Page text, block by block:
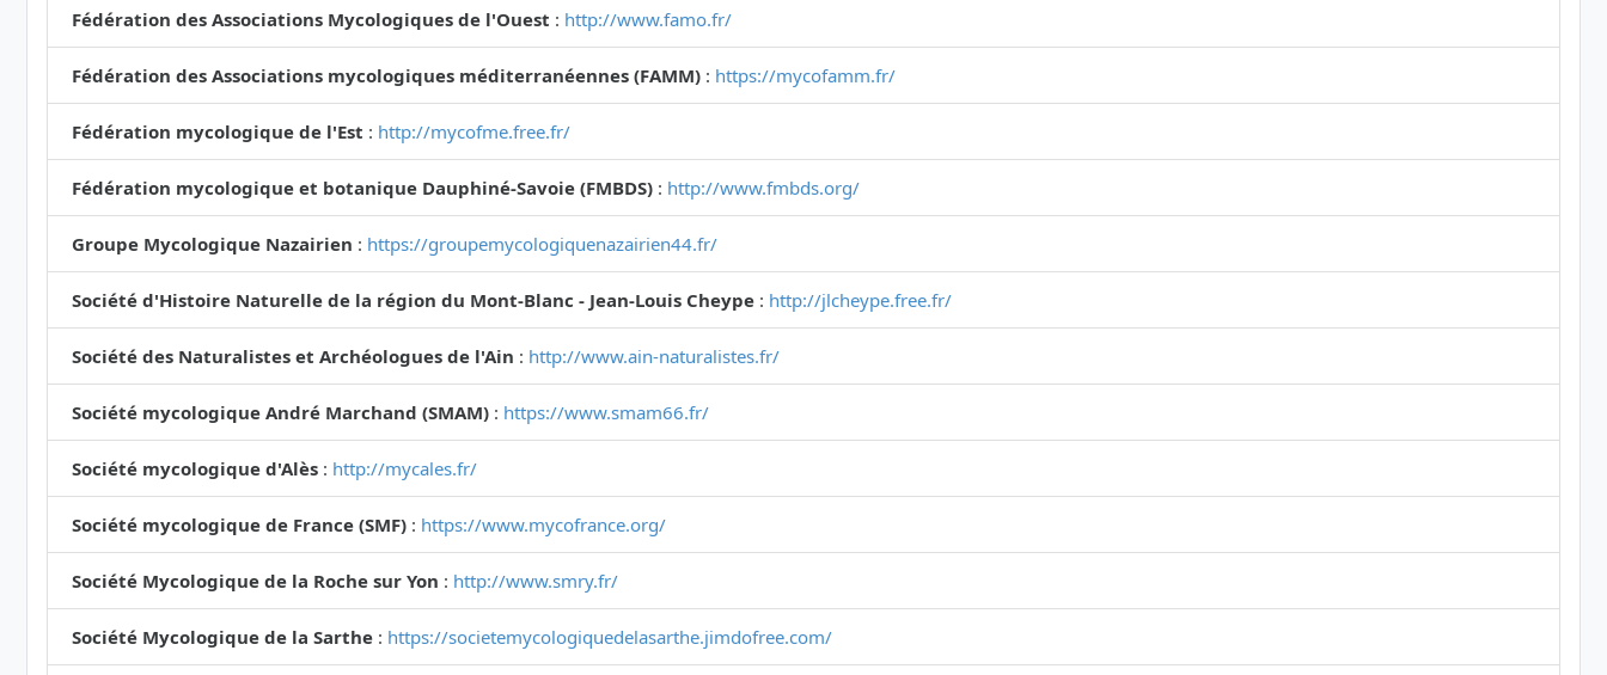
Fédération des Associations Mycologiques de l'Ouest : http://www.famo.fr/
Fédération des Associations mycologiques méditerranéennes (FAMM) : https://mycofamm.fr/
Fédération mycologique de l'Est : http://mycofme.free.fr/
Fédération mycologique et botanique Dauphiné-Savoie (FMBDS) : http://www.fmbds.org/
Groupe Mycologique Nazairien : https://groupemycologiquenazairien44.fr/
Société d'Histoire Naturelle de la région du Mont-Blanc - Jean-Louis Cheype : http://jlcheype.free.fr/
Société des Naturalistes et Archéologues de l'Ain : http://www.ain-naturalistes.fr/
Société mycologique André Marchand (SMAM) : https://www.smam66.fr/
Société mycologique d'Alès : http://mycales.fr/
Société mycologique de France (SMF) : https://www.mycofrance.org/
Société Mycologique de la Roche sur Yon : http://www.smry.fr/
Société Mycologique de la Sarthe : https://societemycologiquedelasarthe.jimdofree.com/